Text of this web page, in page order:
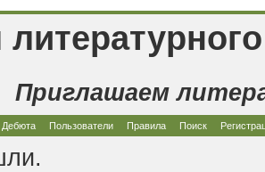
Приглашаем
Пользователи Правила Поиск